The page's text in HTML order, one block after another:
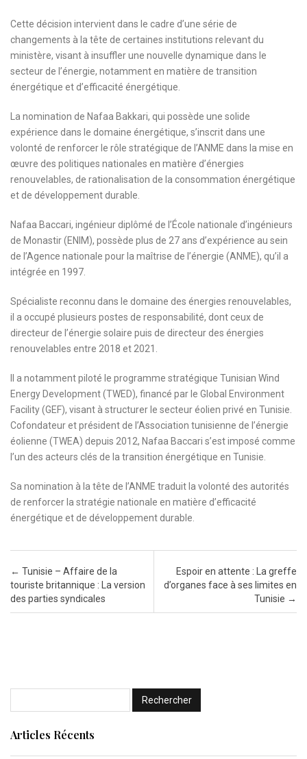
Cette décision intervient dans le cadre d’une série de
changements à la tête de certaines institutions relevant du
ministère, visant à insuffler une nouvelle dynamique dans le
secteur de l’énergie, notamment en matière de transition
énergétique et d’efficacité énergétique.
La nomination de Nafaa Bakkari, qui possède une solide
expérience dans le domaine énergétique, s’inscrit dans une
volonté de renforcer le rôle stratégique de l’ANME dans la mise en
œuvre des politiques nationales en matière d’énergies
renouvelables, de rationalisation de la consommation énergétique
et de développement durable.
Nafaa Baccari, ingénieur diplômé de l’École nationale d’ingénieurs
de Monastir (ENIM), possède plus de 27 ans d’expérience au sein
de l’Agence nationale pour la maîtrise de l’énergie (ANME), qu’il a
intégrée en 1997.
Spécialiste reconnu dans le domaine des énergies renouvelables,
il a occupé plusieurs postes de responsabilité, dont ceux de
directeur de l’énergie solaire puis de directeur des énergies
renouvelables entre 2018 et 2021.
Il a notamment piloté le programme stratégique Tunisian Wind
Energy Development (TWED), financé par le Global Environment
Facility (GEF), visant à structurer le secteur éolien privé en Tunisie.
Cofondateur et président de l’Association tunisienne de l’énergie
éolienne (TWEA) depuis 2012, Nafaa Baccari s’est imposé comme
l’un des acteurs clés de la transition énergétique en Tunisie.
Sa nomination à la tête de l’ANME traduit la volonté des autorités
de renforcer la stratégie nationale en matière d’efficacité
énergétique et de développement durable.
Post navigation
← Tunisie – Affaire de la
touriste britannique : La version
des parties syndicales
Espoir en attente : La greffe
d’organes face à ses limites en
Tunisie →
Articles Récents